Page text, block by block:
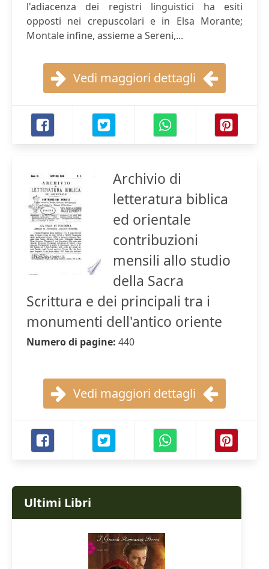
l'adiacenza dei registri linguistici ha esiti
opposti nei crepuscolari e in Elsa Morante;
Montale infine, assieme a Sereni,...
Vedi maggiori dettagli
Archivio di
letteratura biblica
ed orientale
contribuzioni
mensili allo studio
della Sacra
Scrittura e dei principali tra i
monumenti dell'antico oriente
Numero di pagine: 440
Vedi maggiori dettagli
Ultimi Libri